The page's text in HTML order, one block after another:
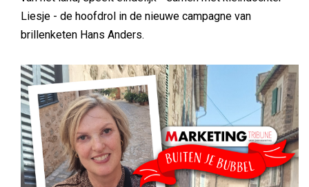
Liesje - de hoofdrol in de nieuwe campagne van
brillenketen Hans Anders.